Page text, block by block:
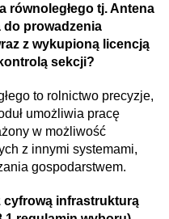
równoległego tj. Antena
do prowadzenia
z wykupioną licencją
sekcji?
to rolnictwo precyzje,
umożliwia pracę
w możliwość
z innymi systemami,
gospodarstwem.
cyfrową infrastrukturą